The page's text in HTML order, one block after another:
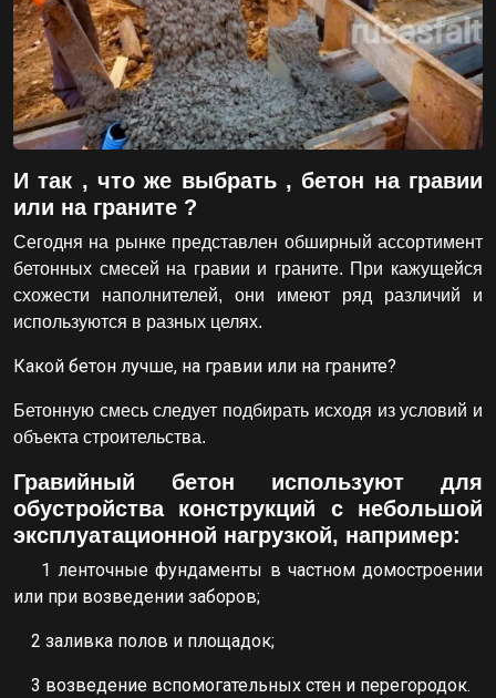
И так , что же выбрать , бетон на гравии
или на граните ?
Сегодня на рынке представлен обширный ассортимент
бетонных смесей на гравии и граните. При кажущейся
схожести наполнителей, они имеют ряд различий и
используются в разных целях.
Какой бетон лучше, на гравии или на граните?
Бетонную смесь следует подбирать исходя из условий и
объекта строительства.
Гравийный бетон используют для
обустройства конструкций с небольшой
эксплуатационной нагрузкой, например:
1 ленточные фундаменты в частном домостроении
или при возведении заборов;
2 заливка полов и площадок;
3 возведение вспомогательных стен и перегородок.